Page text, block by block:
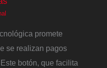
promete
se realizan pagos
botón, que facilita